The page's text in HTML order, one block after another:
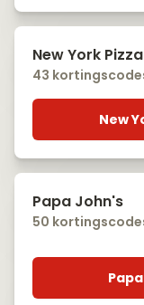
New York Pizza
43
New
Papa John's
50